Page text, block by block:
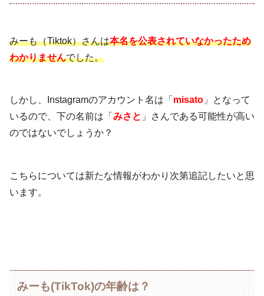
みーも（Tiktok）さんは本名を公表されていなかったため
わかりませんでした。
しかし、Instagramのアカウント名は「 misato 」となって
いるので、下の名前は「 みさと 」さんである可能性が高い
のではないでしょうか？
こちらについては新たな情報がわかり次第追記したいと思
います。
みーも(TikTok)の年齢は？